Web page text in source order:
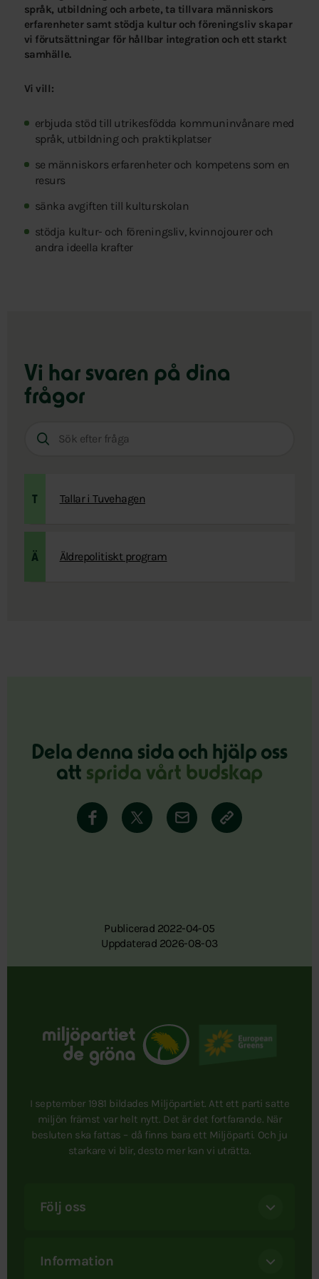
språk, utbildning och arbete, ta tillvara människors
erfarenheter samt stödja kultur och föreningsliv skapar
vi förutsättningar för hållbar integration och ett starkt
samhälle.
Vi vill:
erbjuda stöd till utrikesfödda kommuninvånare med
språk, utbildning och praktikplatser
se människors erfarenheter och kompetens som en
resurs
sänka avgiften till kulturskolan
stödja kultur- och föreningsliv, kvinnojourer och
andra ideella krafter
Vi har svaren på dina
frågor
T Tallar i Tuvehagen
Ä Äldrepolitiskt program
Dela denna sida och hjälp oss
att sprida vårt budskap
Publicerad 2022-04-05
Uppdaterad 2026-08-03
I september 1981 bildades Miljöpartiet. Att ett parti satte
miljön främst var helt nytt. Det är det fortfarande. När
besluten ska fattas – då finns bara ett Miljöparti. Och ju
starkare vi blir, desto mer kan vi uträtta.
Följ oss
Information